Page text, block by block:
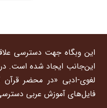
این وبگاه جهت دسترسی
این‌جانب ایجاد شده است. در
لغوی-ادبی «در محضر
فایل‌های آموزش عربی